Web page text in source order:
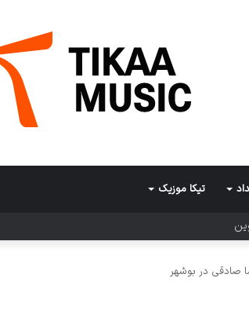
تیکا موزیک
صادقی در بوشهر